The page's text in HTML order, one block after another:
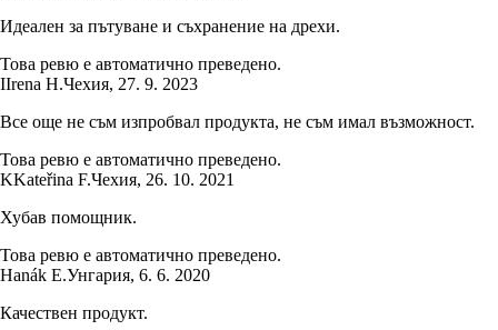
Идеален за пътуване и съхранение на дрехи.
Това ревю е автоматично преведено.
IIrena H.Чехия, 27. 9. 2023
Все още не съм изпробвал продукта, не съм имал възможност.
Това ревю е автоматично преведено.
KKateřina F.Чехия, 26. 10. 2021
Хубав помощник.
Това ревю е автоматично преведено.
Hanák E.Унгария, 6. 6. 2020
Качествен продукт.